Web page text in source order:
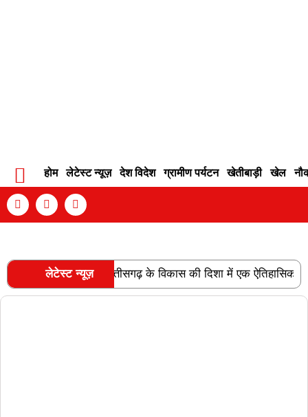
होम लेटेस्ट न्यूज़ देश विदेश ग्रामीण पर्यटन खेतीबाड़ी खेल
लेटेस्ट न्यूज़
की स्वीकृति छत्तीसगढ़ के विकास की दिशा में एक ऐतिहासिक
RECENT POSTS